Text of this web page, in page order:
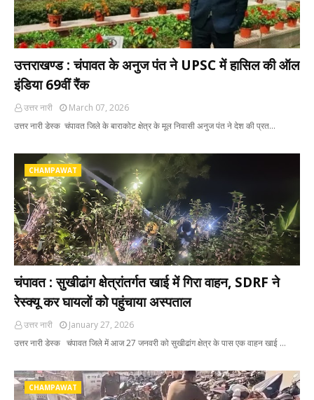
उत्तराखण्ड : चंपावत के अनुज पंत ने UPSC में हासिल की ऑल
इंडिया 69वीं रैंक
उत्तर नारी
March 07, 2026
उत्तर नारी डेस्क चंपावत जिले के बाराकोट क्षेत्र के मूल निवासी अनुज पंत ने देश की प्रत…
CHAMPAWAT
चंपावत : सुखीढांग क्षेत्रांतर्गत खाई में गिरा वाहन, SDRF ने
रेस्क्यू कर घायलों को पहुंचाया अस्पताल
उत्तर नारी
January 27, 2026
उत्तर नारी डेस्क चंपावत जिले में आज 27 जनवरी को सुखीढांग क्षेत्र के पास एक वाहन खाई …
CHAMPAWAT